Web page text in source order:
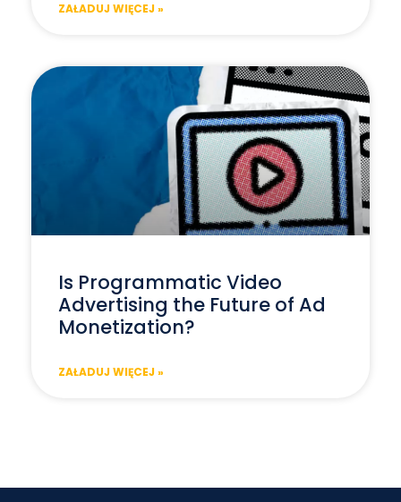
ZAŁADUJ WIĘCEJ »
Is Programmatic Video
Advertising the Future of Ad
Monetization?
ZAŁADUJ WIĘCEJ »